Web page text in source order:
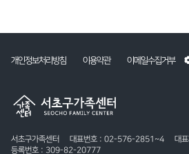
개인정보처리방침 이용약관 이메일수집거부
서초구가족센터 대표번호 : 02-576-2851~4
대
등록번호 : 309-82-20777